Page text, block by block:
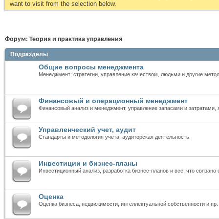
want to visit from the selection below.
Форум: Теория и практика управления
Подразделы
Общие вопросы менеджмента
Менеджмент: стратегии, управление качеством, людьми и другие
Финансовый и операционный менеджмент
Финансовый анализ и менеджмент, управление запасами и затратами,
Управленческий учет, аудит
Стандарты и методология учета, аудиторская деятельность.
Инвестиции и бизнес-планы
Инвестиционный анализ, разработка бизнес-планов и все, что связано
Оценка
Оценка бизнеса, недвижимости, интеллектуальной собственности и пр.